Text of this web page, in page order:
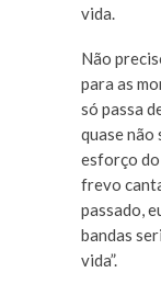
vida.
Não
para as
só passa
quase não
esforço
frevo
passado,
bandas
vida”.